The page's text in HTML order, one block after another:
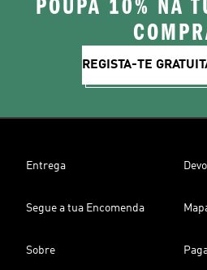
POUPA 10% NA
REGISTA-TE
Entrega
Segue a tua Encomenda
Sobre